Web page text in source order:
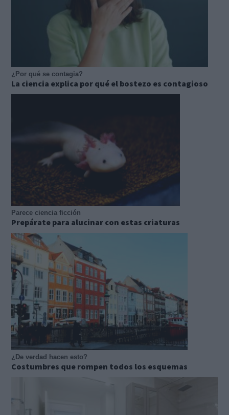
¿Por qué se contagia?
La ciencia explica por qué el bostezo es contagioso
Parece ciencia ficción
Prepárate para alucinar con estas criaturas
¿De verdad hacen esto?
Costumbres que rompen todos los esquemas